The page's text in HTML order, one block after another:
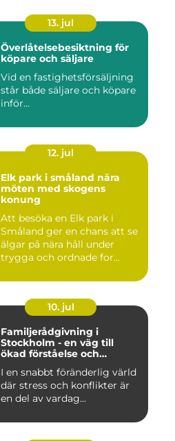
13. jul
Överlåtelsebesiktning för
köpare och säljare
Vid en fastighetsförsäljning
står både säljare och köpare
inför...
12. jul
Elk park i småland nära
möten med skogens
konung
Att besöka en Elk park i
Småland ger en chans att se
älgar på nära håll under
trygga och ordnade for...
10. jul
Familjerådgivning i
Stockholm - en väg till
ökad förståelse och
I en snabbt föränderlig värld
där stress och konflikter är
en del av vardag...